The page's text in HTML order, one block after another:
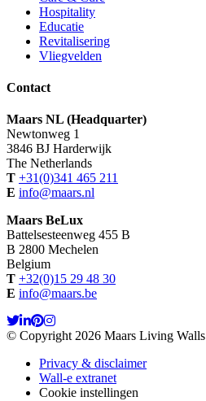
Hospitality
Educatie
Revitalisering
Vliegvelden
Contact
Maars NL (Headquarter)
Newtonweg 1
3846 BJ Harderwijk
The Netherlands
T +31(0)341 465 211
E info@maars.nl
Maars BeLux
Battelsesteenweg 455 B
B 2800 Mechelen
Belgium
T +32(0)15 29 48 30
E info@maars.be
© Copyright 2026 Maars Living Walls
Privacy & disclaimer
Wall-e extranet
Cookie instellingen